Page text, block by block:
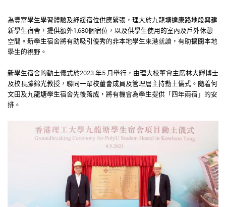
為豐富學生學習體驗及紓緩宿位供應緊張，理大於九⿓塘達康路地段興建
新學生宿舍，提供額外1,680個宿位，以及供學生使用的室內及戶外休憩
空間。新學生宿舍將有助吸引優秀的非本地學生來港就讀，有助擴闊本地
學生的視野。
新學生宿舍的動土儀式於2023 年5 月舉行，由理大校董會主席林大輝博士
及校長滕錦光教授，聯同一眾校董會成員及管理層主持動土儀式。隨着何
文田及九⿓塘學生宿舍先後落成，將有機會為學生提供「四年兩宿」的安
排。